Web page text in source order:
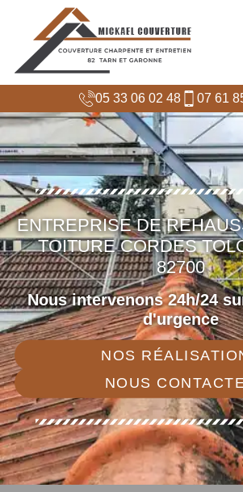
05 33 06 02 48 07 61
ENTREPRISE DE
TOITURE CORDES
82700
Nous intervenons 24h/24
d'urgence
NOS
NOUS